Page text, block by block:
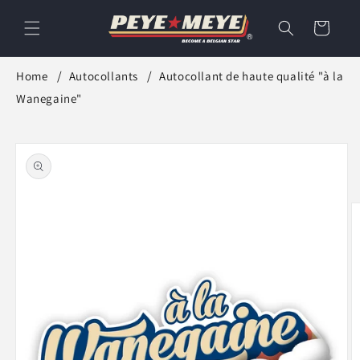
passer
au
Panier
Home Autocollants
Autocollant de haute qualité "à la
Wanegaine"
informations
produits